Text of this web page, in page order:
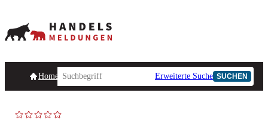
HomepageHandelsmeldungen Ad-Hoc-Meldungen
Erweiterte Suche SUCHEN